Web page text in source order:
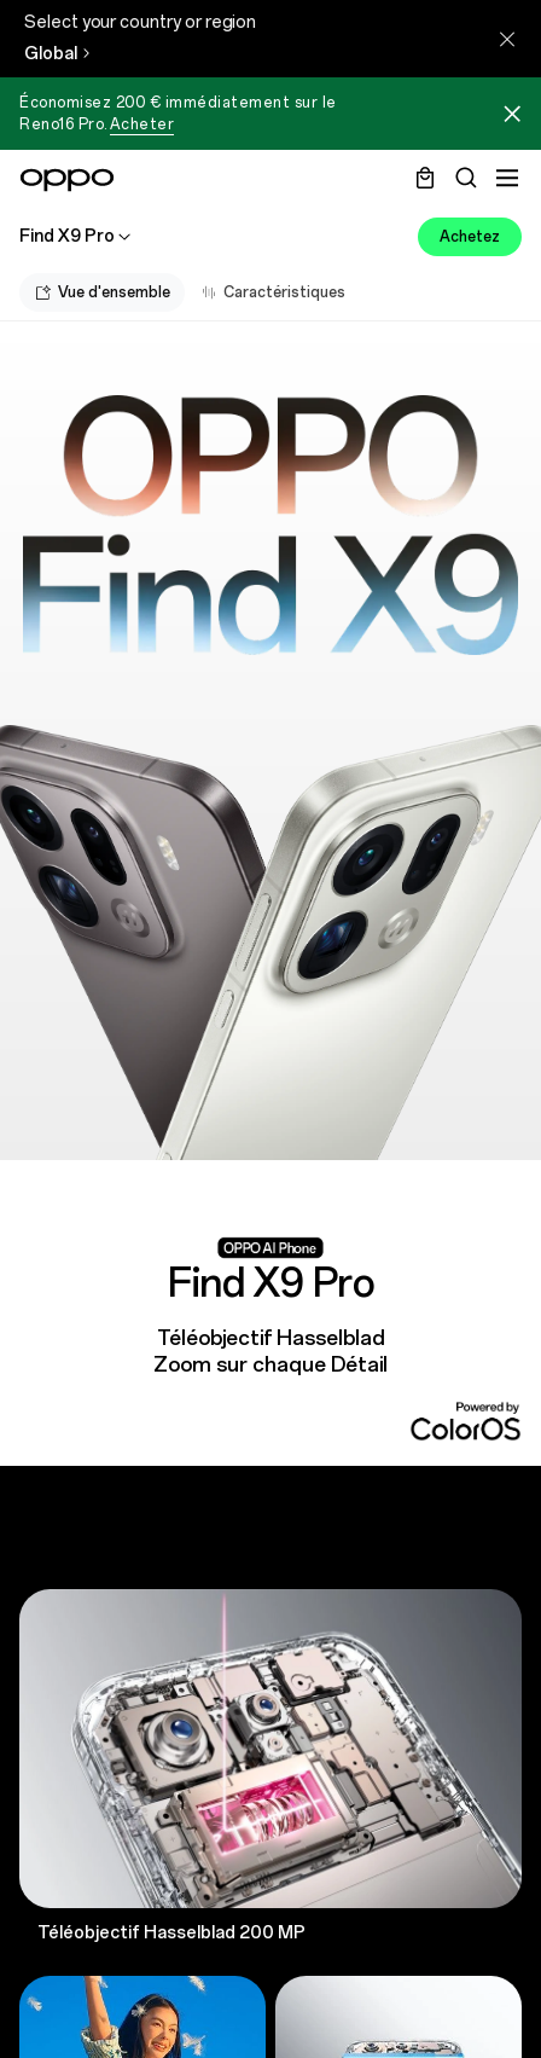
Select your country or region
Global
Économisez 200 € immédiatement sur le
Reno16 Pro. Acheter
Find X9 Pro Achetez
Vue d'ensemble Caractéristiques
Find X9 Pro
Téléobjectif Hasselblad
Zoom sur chaque Détail
Téléobjectif Hasselblad 200 MP